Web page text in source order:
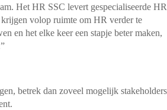
Het HR SSC levert gespecialiseerde
volop ruimte om HR verder te
en het elke keer een stapje beter maken,
betrek dan zoveel mogelijk